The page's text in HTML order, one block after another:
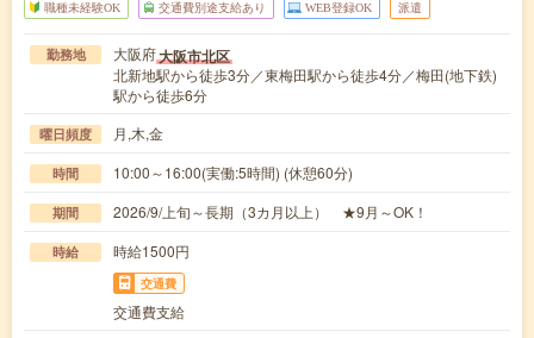
職種未経験OK 交通費別途支給あり WEB登録OK 派遣
勤務地 大阪府大阪市北区
北新地駅から徒歩3分／東梅田駅から徒歩4分／梅田(地下鉄)
駅から徒歩6分
曜日頻度 月,木,金
時間 10:00～16:00(実働:5時間) (休憩60分)
期間 2026/9/上旬～長期（3カ月以上） ★9月～OK！
時給 時給1500円
交通費
交通費支給